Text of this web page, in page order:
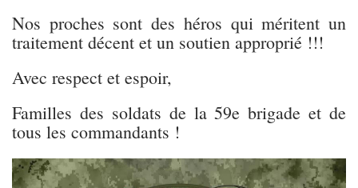
Nos proches sont des héros qui méritent un
traitement décent et un soutien approprié !!!
Avec respect et espoir,
Familles des soldats de la 59e brigade et de
tous les commandants !